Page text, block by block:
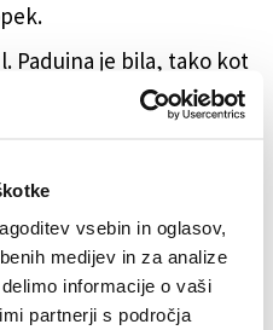
vsebin in oglasov,
medijev in za analize
informacije o vaši
partnerji s področja
Paduina je bila, tako kot
je na pretek,
bili za poznavalce
je nezaslišano, spet
organizirano
antifašistični kolektiv,